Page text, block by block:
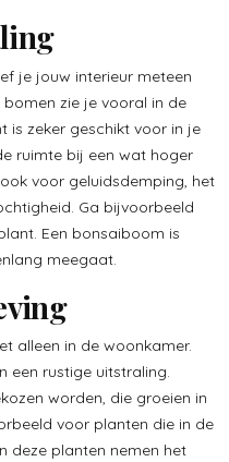
je jouw interieur meteen
zie je vooral in de
is zeker geschikt voor in je
ruimte bij een wat hoger
voor geluidsdemping, het
Ga bijvoorbeeld
Een bonsaiboom is
meegaat.
alleen in de woonkamer.
een rustige uitstraling.
worden, die groeien in
voor planten die in de
deze planten nemen het